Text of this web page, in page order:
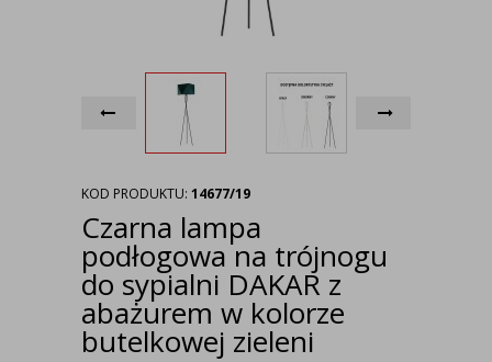
KOD PRODUKTU: 14677/19
Czarna lampa
podłogowa na trójnogu
do sypialni DAKAR z
abażurem w kolorze
butelkowej zieleni